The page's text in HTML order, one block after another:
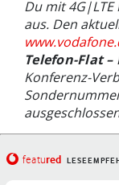
Du mit 4G|LTE
aus. Den
Telefon-Flat
Konferenz-
featured